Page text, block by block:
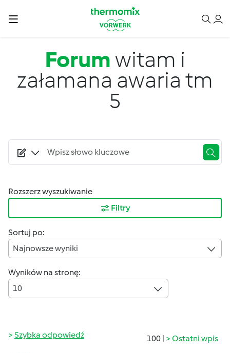
Forumwitam i
załamana awaria tm
5
Rozszerz wyszukiwanie
Filtry
Sortuj po:
Najnowsze wyniki
Wyników na stronę:
10
100 | Ostatni wpis
Szybka odpowiedź